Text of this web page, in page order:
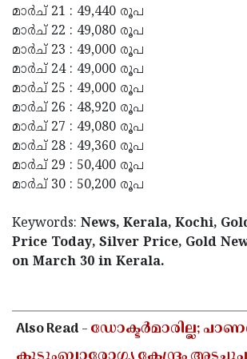
മാർച് 21 : 49,440 രൂപ
മാർച് 22 : 49,080 രൂപ
മാർച് 23 : 49,000 രൂപ
മാർച് 24 : 49,000 രൂപ
മാർച് 25 : 49,000 രൂപ
മാർച് 26 : 48,920 രൂപ
മാർച് 27 : 49,080 രൂപ
മാർച് 28 : 49,360 രൂപ
മാർച് 29 : 50,400 രൂപ
മാർച് 30 : 50,200 രൂപ
Keywords: News, Kerala, Kochi,
Price Today, Silver Price, Gold
on March 30 in Kerala.
Also Read -ഡോക്ടർമാരില്ല;